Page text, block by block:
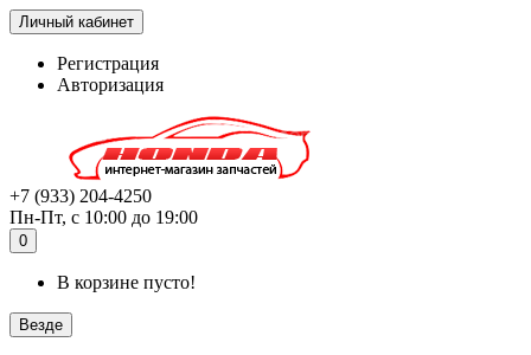
Личный кабинет
Регистрация
Авторизация
+7 (933) 204-4250
Пн-Пт, с 10:00 до 19:00
0
В корзине пусто!
Везде